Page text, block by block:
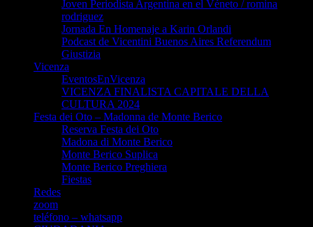
Joven Periodista Argentina en el Véneto / romina
rodriguez
Jornada En Homenaje a Karin Orlandi
Podcast de Vicentini Buenos Aires Referendum
Giustizia
Vicenza
EventosEnVicenza
VICENZA FINALISTA CAPITALE DELLA
CULTURA 2024
Festa dei Oto – Madonna de Monte Berico
Reserva Festa dei Oto
Madona di Monte Berico
Monte Berico Suplica
Monte Berico Preghiera
Fiestas
Redes
zoom
teléfono – whatsapp